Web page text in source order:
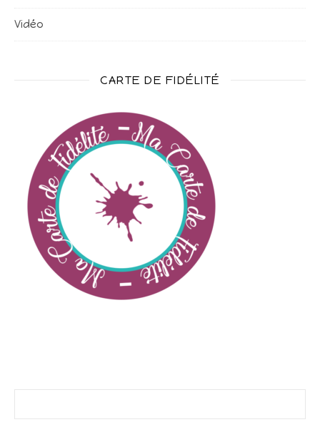
Vidéo
CARTE DE FIDÉLITÉ